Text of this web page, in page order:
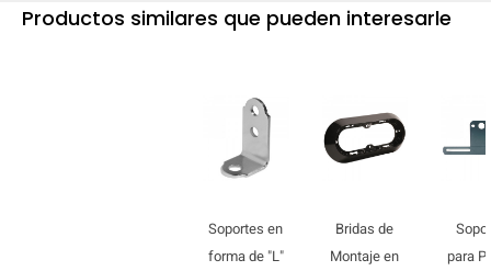
Comparar
mobile_display_warn Please
turn your phone to ]
Productos similares que pueden interesarle
Soportes en
forma de "L"
Bridas de
Montaje en
para